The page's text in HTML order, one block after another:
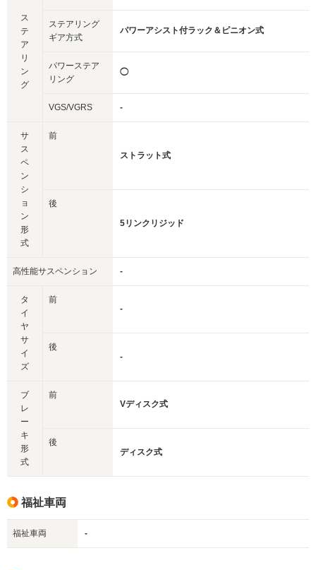
ス
テ
ア
リ
ン
グ
ステアリング
ギア方式
パワーアシスト付ラック＆ピニオン式
パワーステア
リング
◯
VGS/VGRS -
サ
ス
ペ
ン
シ
ョ
ン
形
式
前
ストラット式
後
5リンクリジッド
高性能サスペンション -
タ
イ
ヤ
サ
イ
ズ
前
-
後
-
ブ
レ
ー
キ
形
式
前
Vディスク式
後
ディスク式
福祉車両
福祉車両 -